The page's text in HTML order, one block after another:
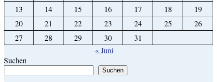
13
14 15 16 17 18
19
20
21 22 23 24 25
26
27
28 29 30
31
« Juni
Suchen
Suchen